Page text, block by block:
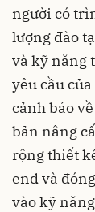
người có
lượng đào
và kỹ năng
yêu cầu
cảnh báo
bản nâng
rộng thiết
end và
vào kỹ